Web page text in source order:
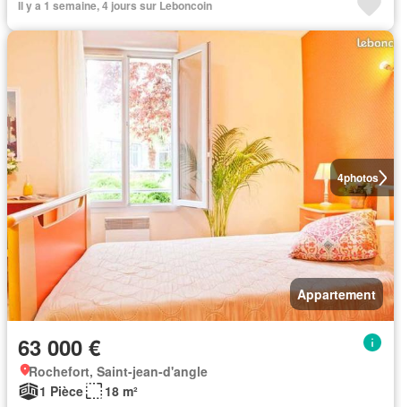
Il y a 1 semaine, 4 jours sur Leboncoin
4photos
Appartement
63 000 €
Rochefort, Saint-jean-d'angle
1 Pièce
18 m²